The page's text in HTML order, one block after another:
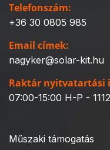
Telefonszám:
+36 30 0805 985
Email címek:
nagyker@solar-kit.hu
Raktár nyitvatartási
07:00-15:00 H-P -
Műszaki támogatás